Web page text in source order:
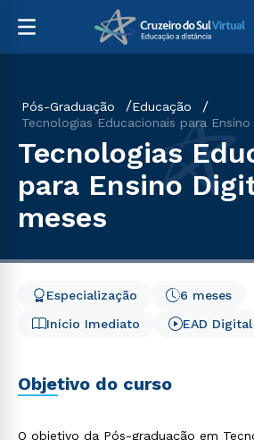
Pós-Graduação
Educação
Tecnologias Educacionais para
Tecnologias
para Ensino
meses
Início Imediato
6 meses
Especialização
EAD Digital
Objetivo do curso
O objetivo da Pós-graduação em